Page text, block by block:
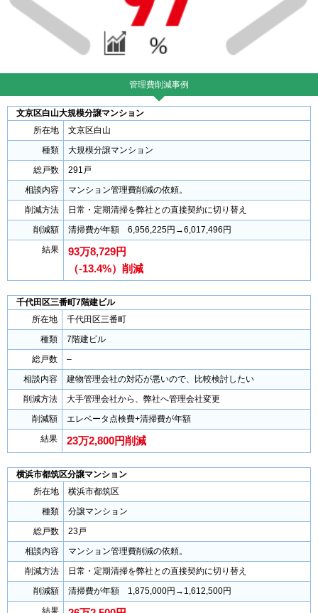
管理費削減事例
文京区白山大規模分譲マンション
所在地
文京区白山
種類
大規模分譲マンション
総戸数
291戸
相談内容
マンション管理費削減の依頼。
削減方法
日常・定期清掃を弊社との直接契約に切り替え
削減額
清掃費が年額 6,956,225円→6,017,496円
結果
93万8,729円
（-13.4%）削減
千代田区三番町7階建ビル
所在地
千代田区三番町
種類
7階建ビル
総戸数
–
相談内容
建物管理会社の対応が悪いので、比較検討したい
削減方法
大手管理会社から、弊社へ管理会社変更
削減額
エレベータ点検費+清掃費が年額
結果
23万2,800円削減
横浜市都筑区分譲マンション
所在地
横浜市都筑区
種類
分譲マンション
総戸数
23戸
相談内容
マンション管理費削減の依頼。
削減方法
日常・定期清掃を弊社との直接契約に切り替え
削減額
清掃費が年額 1,875,000円→1,612,500円